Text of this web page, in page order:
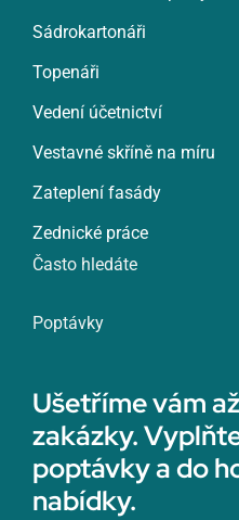
Sádrokartonáři
Topenáři
Vedení účetnictví
Vestavné skříně na míru
Zateplení fasády
Zednické práce
Často hledáte
Poptávky
Ušetříme vám
zakázky.
poptávky a do
nabídky.